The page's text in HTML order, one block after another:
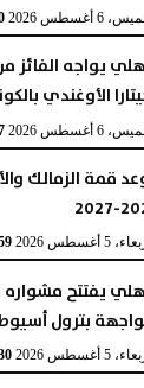
6 أغسطس 2026
يواجه
الأوغندي
6 أغسطس 2026
قمة الزمالك
5 أغسطس 2026
يفتتح
بترول
5 أغسطس 2026